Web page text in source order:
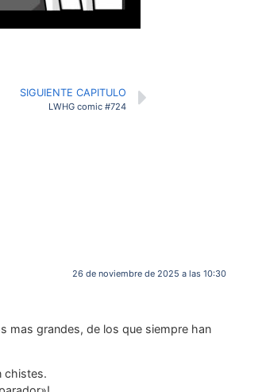
SIGUIENTE CAPITULO
LWHG comic #724
26 de noviembre de 2025 a las 10:30
mas grandes, de los que siempre han
chistes.